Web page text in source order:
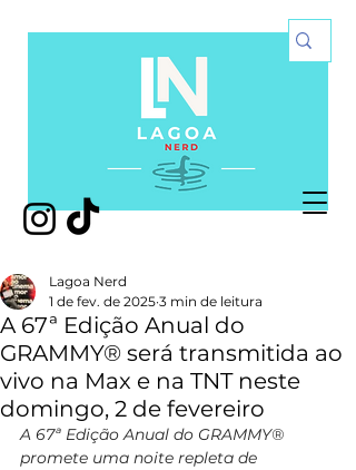
A 67ª Edição Anual do
GRAMMY® será transmitida ao
vivo na Max e na TNT neste
domingo, 2 de fevereiro
Lagoa Nerd
1 de fev. de 2025 3 min de leitura
A 67ª Edição Anual do GRAMMY®
promete uma noite repleta de